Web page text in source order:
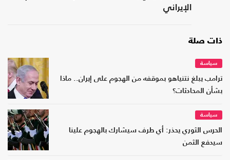
الإيراني
ذات صلة
سياسة
ترامب يبلغ نتنياهو بموقفه من الهجوم على إيران.. ماذا
بشأن المحادثات؟
سياسة
الحرس الثوري يحذر: أي طرف سيشارك بالهجوم علينا
سيدفع الثمن